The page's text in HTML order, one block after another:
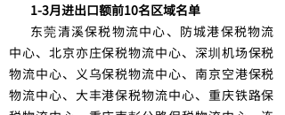
1-3月进出口额前10名区域名单
东莞清溪保税物流中心、防城港保税物流
中心、北京亦庄保税物流中心、深圳机场保税
物流中心、义乌保税物流中心、南京空港保税
物流中心、大丰港保税物流中心、重庆铁路保